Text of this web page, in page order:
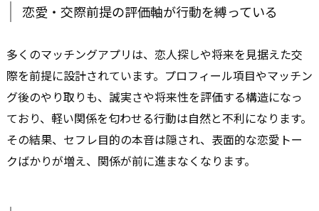
恋愛・交際前提の評価軸が行動を縛っている
多くのマッチングアプリは、恋人探しや将来を見据えた交
際を前提に設計されています。プロフィール項目やマッチン
グ後のやり取りも、誠実さや将来性を評価する構造になっ
ており、軽い関係を匂わせる行動は自然と不利になります。
その結果、セフレ目的の本音は隠され、表面的な恋愛トー
クばかりが増え、関係が前に進まなくなります。